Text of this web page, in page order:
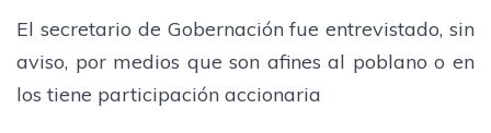
El secretario de Gobernación fue entrevistado, sin
aviso, por medios que son afines al poblano o en
los tiene participación accionaria